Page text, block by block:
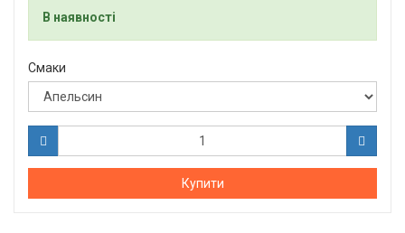
В наявності
Смаки
Купити